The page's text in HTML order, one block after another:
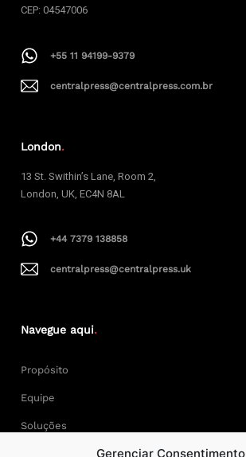
Gerenciar Consentimento
CEP: 04547006
+55 11 94199-9379
centralpress@centralpress.com.br
London.
13 St. Swithin’s Lane, Room 2,
London, UK, EC4N 8AL
+44 7379 138858
centralpress@centralpress.uk
Navegue aqui.
Propósito
Equipe
Soluções